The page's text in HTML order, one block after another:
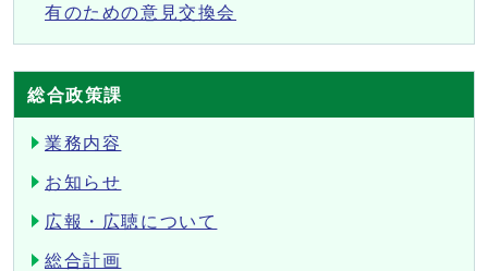
有のための意見交換会
総合政策課
業務内容
お知らせ
広報・広聴について
総合計画